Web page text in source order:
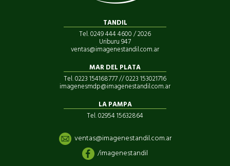
TANDIL
Tel. 0249 444 4600 / 2026
Uriburu 947
ventas@imagenestandil.com.ar
MAR DEL PLATA
Tel. 0223 154168777 // 0223 153021716
imagenesmdp@imagenestandil.com.ar
LA PAMPA
Tel. 02954 15632864
ventas@imagenestandil.com.ar
/imagenestandil